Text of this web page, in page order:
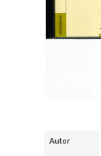
Autor